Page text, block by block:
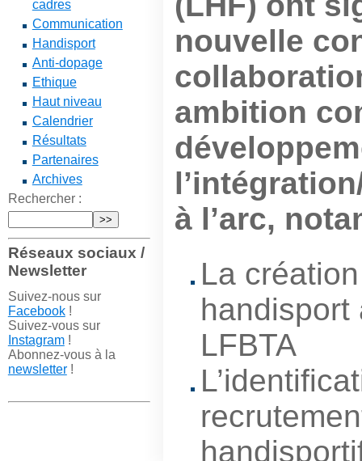
cadres
Communication
Handisport
Anti-dopage
Ethique
Haut niveau
Calendrier
Résultats
Partenaires
Archives
Rechercher :
Réseaux sociaux /
Newsletter
Suivez-nous sur
Facebook!
Suivez-vous sur
Instagram!
Abonnez-vous à la
newsletter!
nouvelle
ambition
à l’arc,
La
handisport
LFBTA